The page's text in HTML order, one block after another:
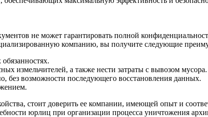
не может гарантировать полной
компанию, вы получите следующие
измельчителей, а также нести затраты с вывозом мусора.
без возможности последующего восстановления данных.
стоит доверить ее компании, имеющей опыт и
юрлиц при организации процесса уничтожения